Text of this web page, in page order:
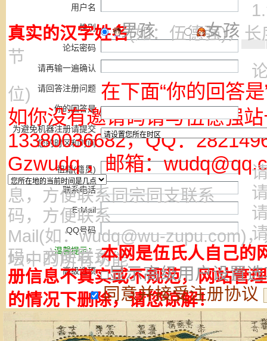
用户名
真实的汉字姓名(如：伍德强)，
节
性别 男孩 女孩
论坛密码
请再输一遍确认
位)
请回答注册问题 在下面“你的回答
如你没有邀请码请与伍德强
13380036682，QQ：
Gzwudq ，邮箱：
你的回答是
为避免机器注册请提交
您的时区和时间
祖籍(籍贯)
请
息，方便联系同宗同支联系
联系电话
码，方便联系
E-Mail
Mail(如：wudq@wu-zupu.com)
坛中的所有功能
QQ号码
请
码，方便联系
温馨提示：
本网是伍氏人自己的
册信息不真实或不规范，网站管
的情况下删除，请您谅解！
高级选项
显示高级用户设置
同意并接受注册协议